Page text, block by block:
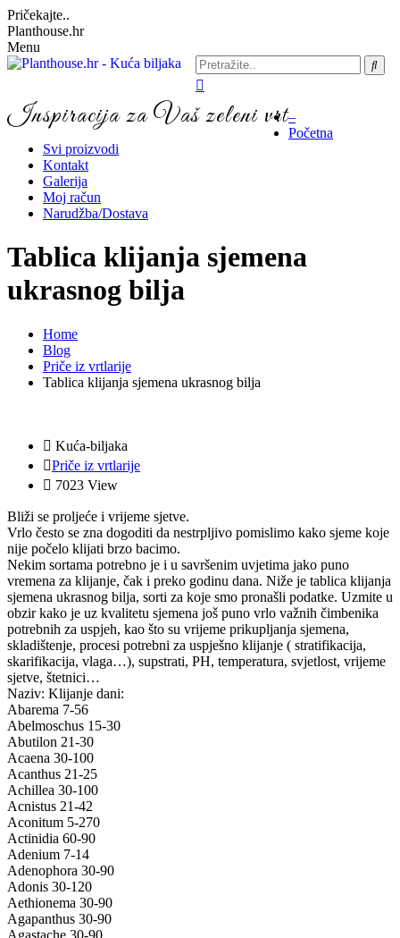
Pričekajte..
Planthouse.hr
Menu
Inspiracija za Vaš zeleni vrt–
Početna
Svi proizvodi
Kontakt
Galerija
Moj račun
Narudžba/Dostava
Tablica klijanja sjemena
ukrasnog bilja
Home
Blog
Priče iz vrtlarije
Tablica klijanja sjemena ukrasnog bilja
Kuća-biljaka
Priče iz vrtlarije
7023 View
Bliži se proljeće i vrijeme sjetve.
Vrlo često se zna dogoditi da nestrpljivo pomislimo kako sjeme koje
nije počelo klijati brzo bacimo.
Nekim sortama potrebno je i u savršenim uvjetima jako puno
vremena za klijanje, čak i preko godinu dana. Niže je tablica klijanja
sjemena ukrasnog bilja, sorti za koje smo pronašli podatke. Uzmite u
obzir kako je uz kvalitetu sjemena još puno vrlo važnih čimbenika
potrebnih za uspjeh, kao što su vrijeme prikupljanja sjemena,
skladištenje, procesi potrebni za uspješno klijanje ( stratifikacija,
skarifikacija, vlaga…), supstrati, PH, temperatura, svjetlost, vrijeme
sjetve, štetnici…
Naziv: Klijanje dani:
Abarema 7-56
Abelmoschus 15-30
Abutilon 21-30
Acaena 30-100
Acanthus 21-25
Achillea 30-100
Acnistus 21-42
Aconitum 5-270
Actinidia 60-90
Adenium 7-14
Adenophora 30-90
Adonis 30-120
Aethionema 30-90
Agapanthus 30-90
Agastache 30-90